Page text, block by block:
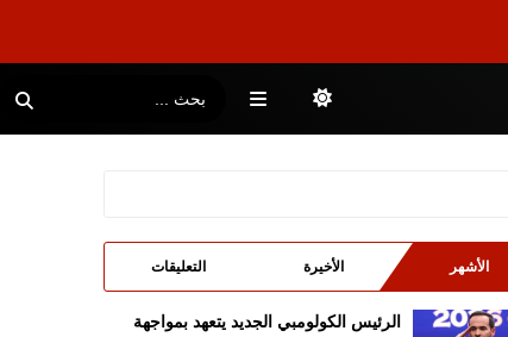
الأشهر الأخيرة التعليقات
الرئيس الكولومبي الجديد يتعهد بمواجهة